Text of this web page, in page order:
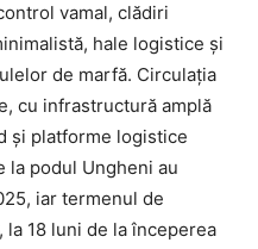
vamal, clădiri
hale logistice și
de marfă. Circulația
cu infrastructură amplă
și platforme logistice
la podul Ungheni au
iar termenul de
18 luni de la începerea